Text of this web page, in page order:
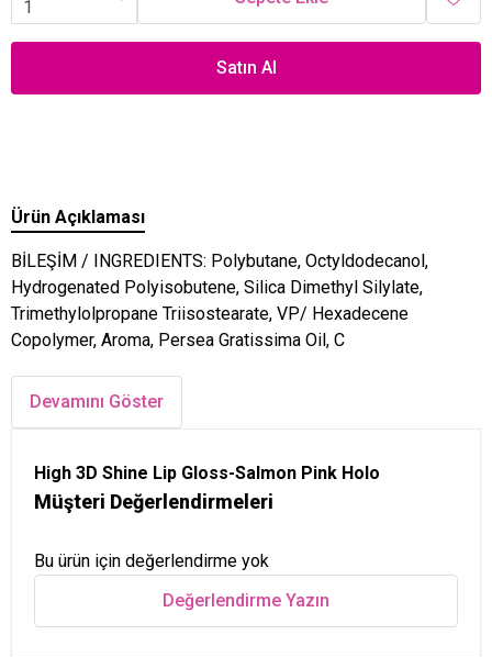
Satın Al
Ürün Açıklaması
BİLEŞİM / INGREDIENTS: Polybutane, Octyldodecanol,
Hydrogenated Polyisobutene, Silica Dimethyl Silylate,
Trimethylolpropane Triisostearate, VP/ Hexadecene
Copolymer, Aroma, Persea Gratissima Oil, C
Devamını Göster
High 3D Shine Lip Gloss-Salmon Pink Holo
Müşteri Değerlendirmeleri
Bu ürün için değerlendirme yok
Değerlendirme Yazın